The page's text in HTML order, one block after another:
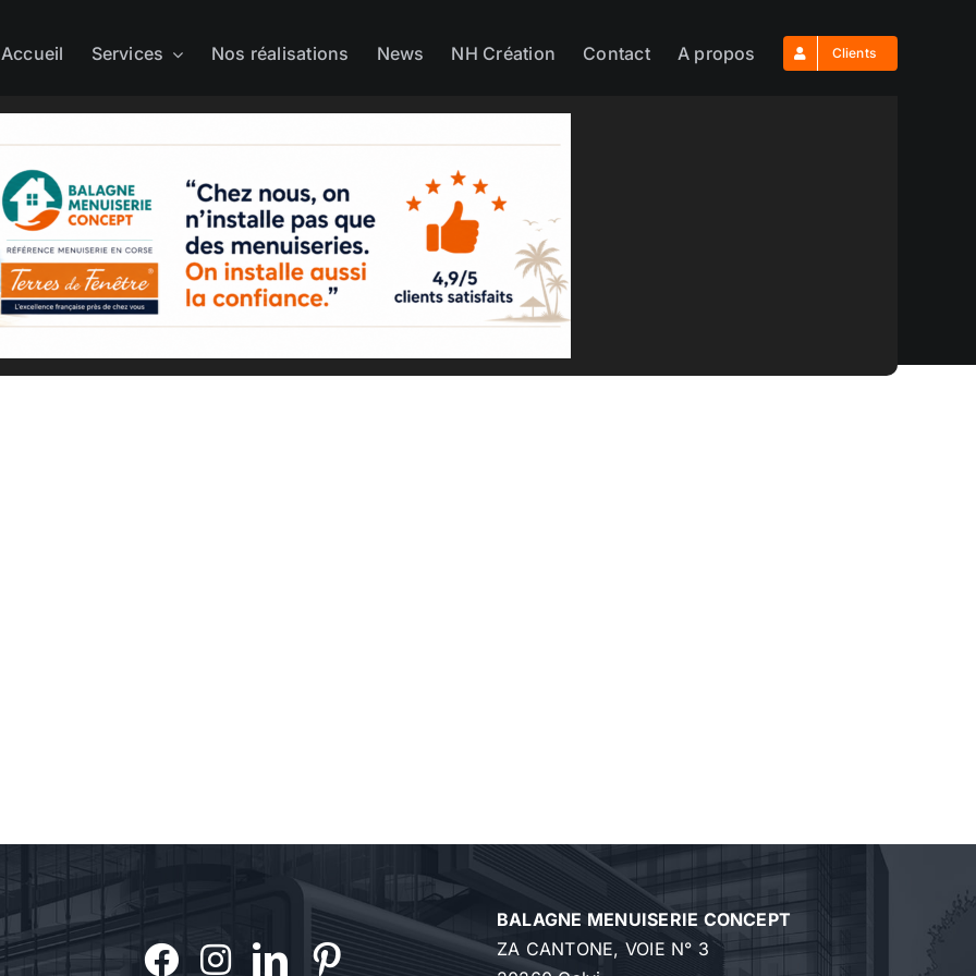
Accueil Services Nos réalisations News NH Création Contact A propos Clients
BALAGNE MENUISERIE CONCEPT
ZA CANTONE, VOIE N° 3